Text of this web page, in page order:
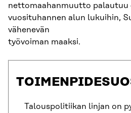
nettomaahanmuutto palautuu
vuosituhannen alun lukuihin,
vähenevän
työvoiman maaksi.
Talouspolitiikan linjan on